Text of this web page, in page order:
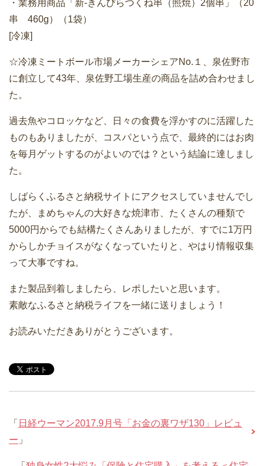
・業務用商品「新-きんぴらつくね串（照焼）2個串」（20
串 460g）（1袋）
[冷凍]
☆冷凍ミートボール市場メーカーシェアNo.１、泉佐野市
に創立して43年、泉佐野工場生産の商品を詰め合わせまし
た。
過去魚やコロッケなど、日々の食費を浮かすのに活躍した
ものもありましたが、コスパという点で、最終的にはお肉
を毎月ゲットするのがよいのでは？という結論に達しまし
た。
しばらくふるさと納税サイトにアクセスしていませんでし
たが、まめちゃんの大好きな焼津市、たくさんの種類で
5000円からでも結構たくさんありましたが、すでに1万円
からしかチョイスがなくなっていたりと、やはり情報収集
って大事ですね。
また製品到着しましたら、レポしたいと思います。
素敵なふるさと納税ライフを一緒に送りましょう！
お読みいただきありがとうございます。
「 日経ウーマン2017.9月号「お金の裏ワザ130」レビュ
ー 」